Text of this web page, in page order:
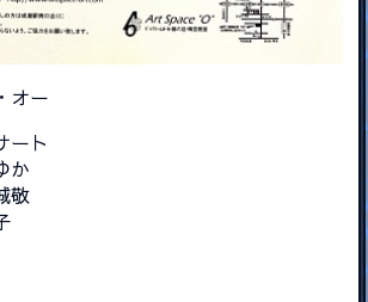
オー
ート
か
敬